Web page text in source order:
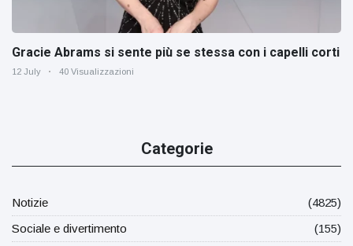
Gracie Abrams si sente più se stessa con i capelli corti
12 July 40 Visualizzazioni
Categorie
Notizie
(4825)
Sociale e divertimento
(155)